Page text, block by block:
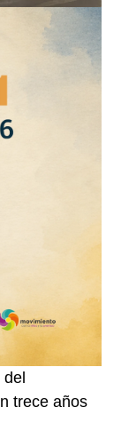
del
trece años